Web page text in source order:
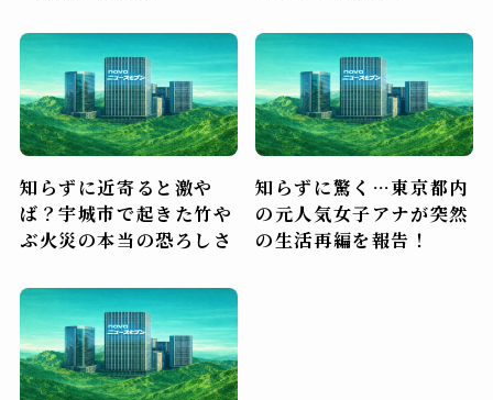
知らずに近寄ると激や
ば？宇城市で起きた竹や
ぶ火災の本当の恐ろしさ
知らずに驚く…東京都内
の元人気女子アナが突然
の生活再編を報告！